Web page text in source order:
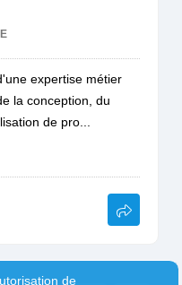
expertise métier
la conception, du
de pro...
de